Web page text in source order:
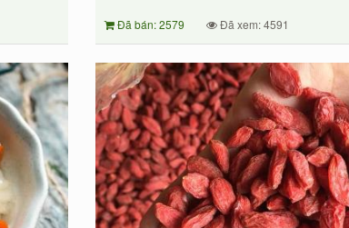
Đã bán: 2579 Đã xem: 4591